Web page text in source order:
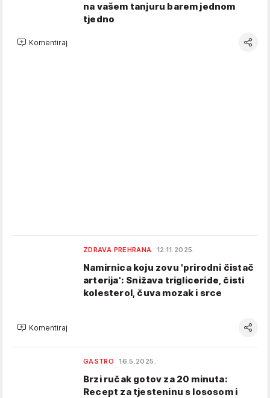
na vašem tanjuru barem jednom
tjedno
Komentiraj
ZDRAVA PREHRANA 12.11.2025.
Namirnica koju zovu 'prirodni čistač
arterija': Snižava trigliceride, čisti
kolesterol, čuva mozak i srce
Komentiraj
GASTRO 16.5.2025.
Brzi ručak gotov za 20 minuta:
Recept za tjesteninu s lososom i